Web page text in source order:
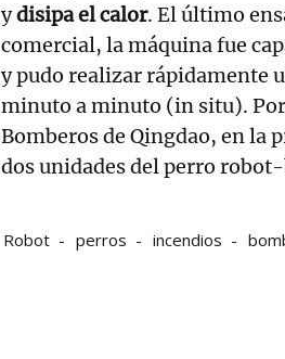
ydisipa el calor. El último
comercial, la máquina fue
y pudo realizar rápidamente
minuto a minuto (in situ).
Bomberos de Qingdao, en la
dos unidades del perro
Robot perros incendios